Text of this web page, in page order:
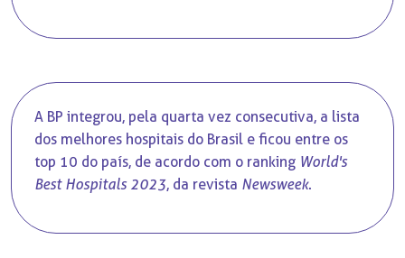
A BP integrou, pela quarta vez consecutiva, a lista
dos melhores hospitais do Brasil e ficou entre os
top 10 do país, de acordo com o ranking World's
Best Hospitals 2023, da revista Newsweek.